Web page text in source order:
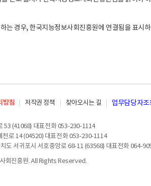
는 경우, 한국지능정보사회진흥원에 연결됨을 표
방침 저작권 정책 찾아오시는 길 업무담당자조
53 (41068) 대표전화 053-230-1114
천로 14 (04520) 대표전화 053-230-1114
도 서귀포시 서호중앙로 68-11 (63568) 대표전화 064-
회진흥원. All Rights Reserved.